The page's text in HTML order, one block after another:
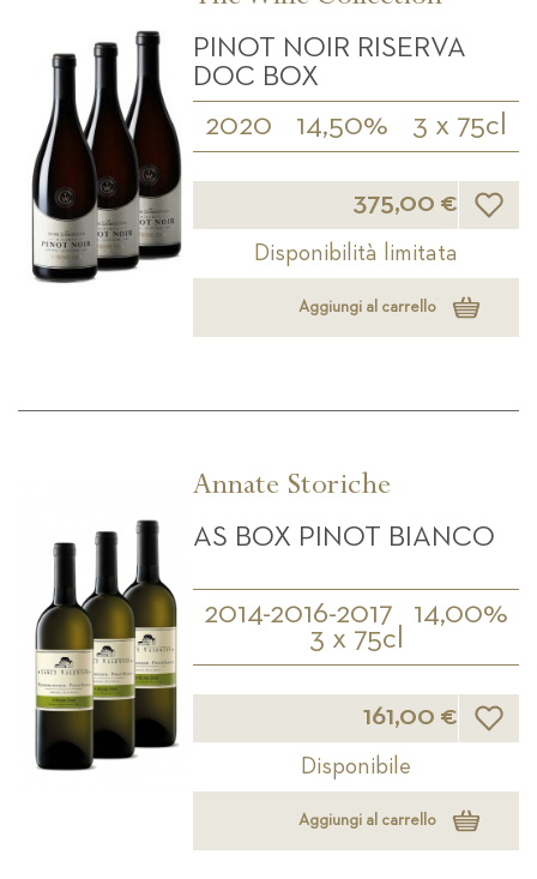
PINOT NOIR RISERVA
DOC BOX
2020 14,50% 3 x 75cl
375,00 €
Disponibilità limitata
Aggiungi al carrello
Annate Storiche
AS BOX PINOT BIANCO
2014-2016-2017
14,00%
3 x 75cl
161,00 € Lista
Disponibile
Aggiungi al carrello